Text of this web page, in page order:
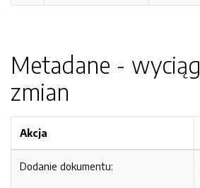
Metadane -
zmian
Akcja
Dodanie dokumentu: